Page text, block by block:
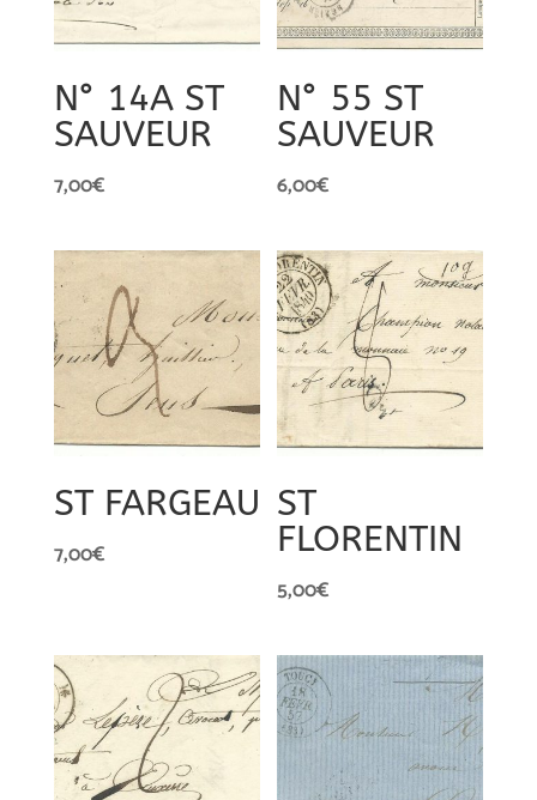
N° 14A ST
SAUVEUR
7,00€
N° 55 ST
SAUVEUR
6,00€
ST FARGEAU
7,00€
ST
FLORENTIN
5,00€